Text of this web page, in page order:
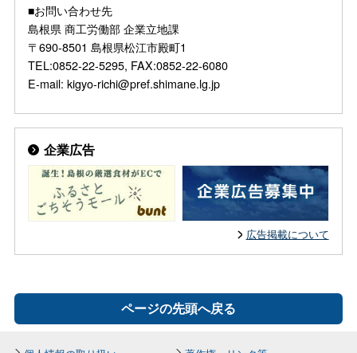
■お問い合わせ先
島根県 商工労働部 企業立地課
〒690-8501 島根県松江市殿町1
TEL:0852-22-5295, FAX:0852-22-6080
E-mail: kigyo-richi@pref.shimane.lg.jp
企業広告
広告掲載について
ページの先頭へ戻る